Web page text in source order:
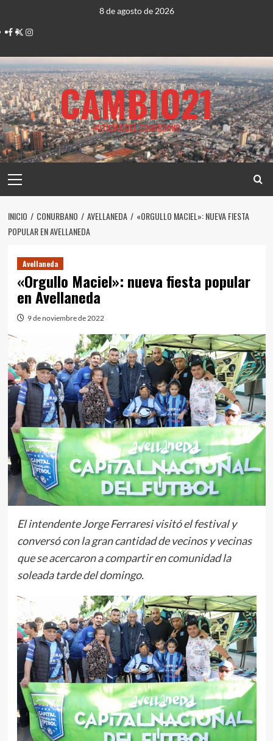
contenido
8 de agosto de 2026
Facebook
TwitterInstagram
CAMBIO21
NOTICIAS DEL CONURBANO
principal
INICIO CONURBANO AVELLANEDA
«ORGULLO MACIEL»: NUEVA FIESTA
POPULAR EN AVELLANEDA
Avellaneda
«Orgullo Maciel»: nueva fiesta popular
en Avellaneda
9 de noviembre de 2022
El intendente Jorge Ferraresi visitó el festival y
conversó con la gran cantidad de vecinos y vecinas
que se acercaron a compartir en comunidad la
soleada tarde del domingo.